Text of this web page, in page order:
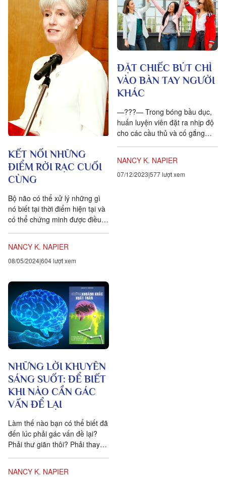
KẾT NỐI NHỮNG
ĐIỂM RỜI RẠC CUỐI
CÙNG
Bộ não có thể xử lý những gì
nó biết tại thời điểm hiện tại và
có thể chứng minh được điều
NANCY K. NAPIER
08/05/2024604 lượt xem
ĐẶT CHIẾC BÚT CHÌ
VÀO BÀN TAY NGƯỜI
KHÁC
—???— Trong bóng bầu dục,
huấn luyện viên đặt ra nhịp độ
cho các cầu thủ và cố gắng
NANCY K. NAPIER
07/12/2023 577 lượt xem
NHỮNG LỜI KHUYÊN
SÁNG SUỐT: ĐỂ BIẾT
KHI NÀO CẦN GÁC
VẤN ĐỂ LẠI
Làm thế nào bạn có thể biết đã
đến lúc phải gác vấn đề lại?
Phải thư giãn thôi? Phải thay
NANCY K. NAPIER